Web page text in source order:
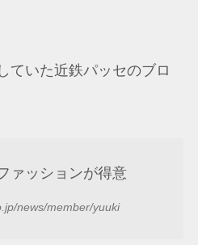
ていた近鉄パッセのブロ
ァッションが得意
news/member/yuuki